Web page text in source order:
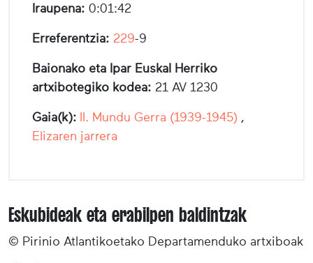
Iraupena: 0:01:42
Erreferentzia: 229-9
Baionako eta Ipar Euskal Herriko
artxibotegiko kodea: 21 AV 1230
Gaia(k): II. Mundu Gerra (1939-1945) ,
Elizaren jarrera
Eskubideak eta erabilpen baldintzak
© Pirinio Atlantikoetako Departamenduko artxiboak